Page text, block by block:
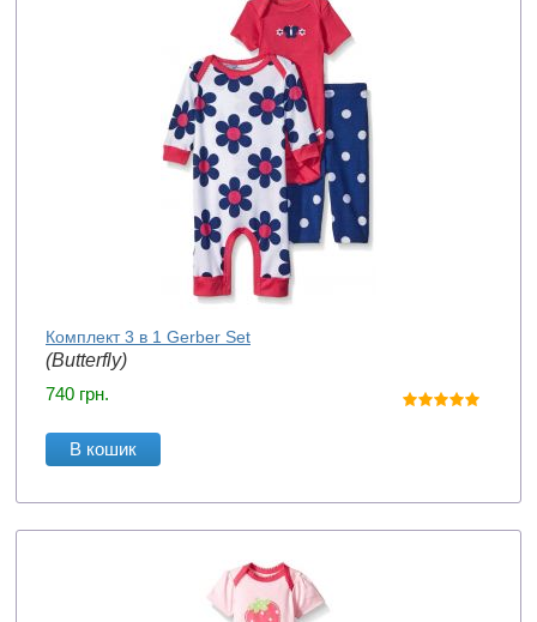
Комплект 3 в 1 Gerber Set
(Butterfly)
740 грн.
В кошик